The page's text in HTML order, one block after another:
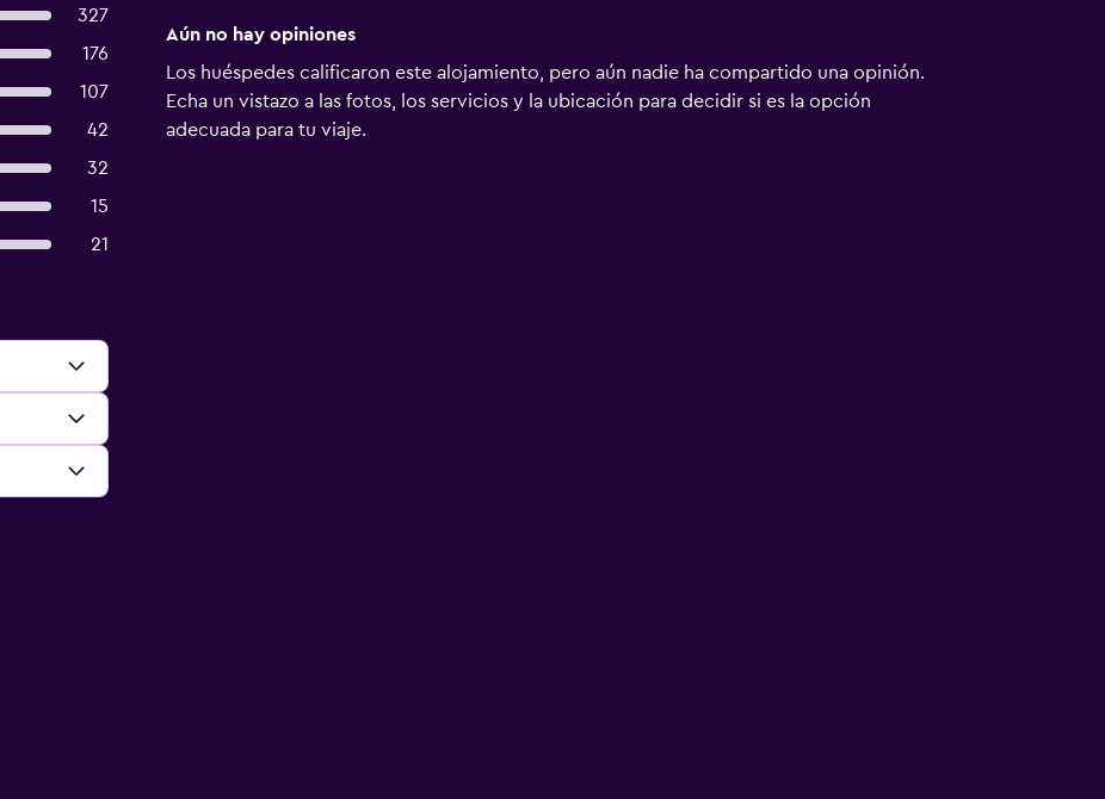
327
176
107
42
32
15
21
Aún no hay opiniones
Los huéspedes calificaron este alojamiento, pero aún nadie ha compartido una opinión.
Echa un vistazo a las fotos, los servicios y la ubicación para decidir si es la opción
adecuada para tu viaje.